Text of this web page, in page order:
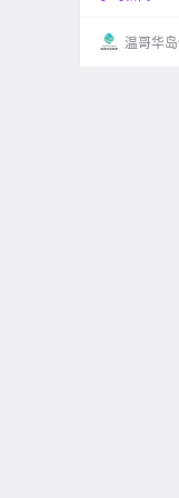
就联系.
温哥华